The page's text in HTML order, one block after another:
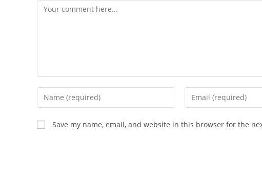
Comment
Enter
your
name
or
Enter
your
Save my name, email, and website in this browser for the